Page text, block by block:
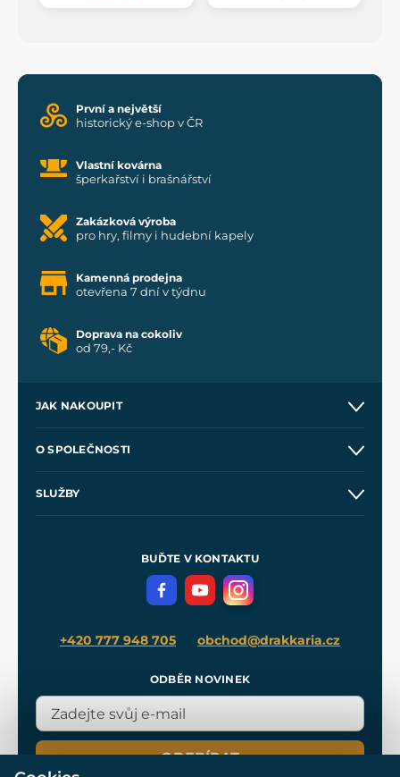
První a největší
historický e-shop v ČR
Vlastní kovárna
šperkařství i brašnářství
Zakázková výroba
pro hry, filmy i hudební kapely
Kamenná prodejna
otevřena 7 dní v týdnu
Doprava na cokoliv
od 79,- Kč
JAK NAKOUPIT
Velkoobchod
O SPOLEČNOSTI
SLUŽBY
Meče pro Kingdom Come
BUĎTE V KONTAKTU
+420 777 948 705 obchod@drakkaria.cz
ODBĚR NOVINEK
ODEBÍRAT